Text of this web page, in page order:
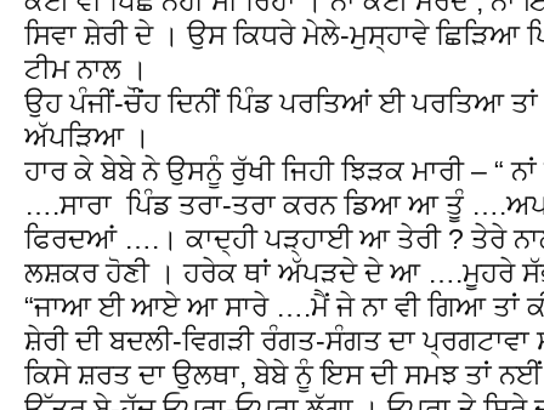
ਸਿਵਾ ਸ਼ੇਰੀ ਦੇ । ਉਸ ਕਿਧਰੇ ਮੇਲੇ-ਮੁਸ੍ਹਾਵੇ ਛਿੜਿਆ
ਟੀਮ ਨਾਲ ।
ਉਹ ਪੰਜੀਂ-ਚੌਂਹ ਦਿਨੀਂ ਪਿੰਡ ਪਰਤਿਆਂ ਈ ਪਰਤਿਆ ਤਾਂ
ਅੱਪੜਿਆ ।
ਹਾਰ ਕੇ ਬੇਬੇ ਨੇ ਉਸਨੂੰ ਰੁੱਖੀ ਜਿਹੀ ਝਿੜਕ ਮਾਰੀ –
….ਸਾਰਾ ਪਿੰਡ ਤਰਾ-ਤਰਾ ਕਰਨ ਡਿਆ ਆ ਤੂੰ
ਫਿਰਦਆਂ ….। ਕਾਦ੍ਹੀ ਪੜ੍ਹਾਈ ਆ ਤੇਰੀ ? ਤੇਰੇ
ਲਸ਼ਕਰ ਹੋਣੀ । ਹਰੇਕ ਥਾਂ ਅੱਪੜਦੇ ਦੇ ਆ ….ਮੂਹਰੇ
“ਜਾਆ ਈ ਆਏ ਆ ਸਾਰੇ ….ਮੈਂ ਜੇ ਨਾ ਵੀ ਗਿਆ ਤਾਂ
ਸ਼ੇਰੀ ਦੀ ਬਦਲੀ-ਵਿਗੜੀ ਰੰਗਤ-ਸੰਗਤ ਦਾ ਪ੍ਰਗਟਾਵਾ
ਕਿਸੇ ਸ਼ਰਤ ਦਾ ਉਲਥਾ, ਬੇਬੇ ਨੂੰ ਇਸ ਦੀ ਸਮਝ ਤਾਂ